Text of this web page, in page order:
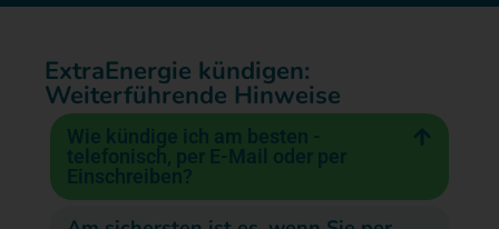
ExtraEnergie kündigen:
Weiterführende Hinweise